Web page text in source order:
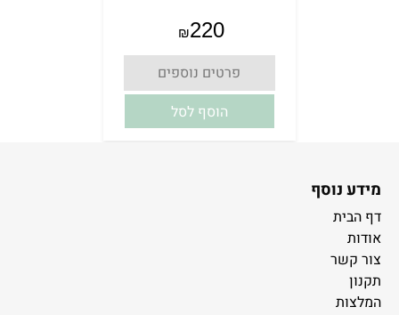
₪220
פרטים נוספים
הוסף לסל
מידע נוסף
דף הבית
אודות
צור קשר
תקנון
המלצות